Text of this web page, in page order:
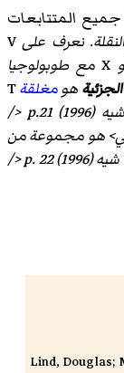
جميع المتتابعات
. نعرف على V
و X مع طوبولوجيا
هومغلقةT
<اسم المرجع = X21> شيه (1996) p.21 </
هو مجموعة من
. <اسم المرجع = X22> شيه (1996) p. 22 </
Lind, Douglas;